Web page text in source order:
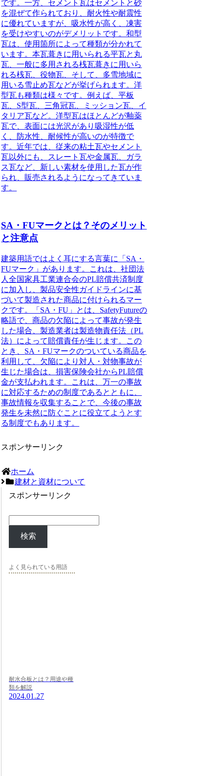
です。一方、セメント瓦はセメントと砂
を混ぜて作られており、耐火性や耐震性
に優れていますが、吸水性が高く、凍害
を受けやすいのがデメリットです。和型
瓦は、使用箇所によって種類が分かれて
います。本瓦葺きに用いられる平瓦と丸
瓦、一般に多用される桟瓦葺きに用いら
れる桟瓦、役物瓦、そして、多雪地域に
用いる雪止め瓦などが挙げられます。洋
型瓦も種類は様々です。例えば、平板
瓦、S型瓦、三角冠瓦、ミッション瓦、イ
タリア瓦など。洋型瓦はほとんどが釉薬
瓦で、表面には光沢があり吸湿性が低
く、防水性、耐候性が高いのが特徴で
す。近年では、従来の粘土瓦やセメント
瓦以外にも、スレート瓦や金属瓦、ガラ
ス瓦など、新しい素材を使用した瓦が作
られ、販売されるようになってきていま
す。
SA・FUマークとは？そのメリット
と注意点
建築用語ではよく耳にする言葉に「 SA・
FUマーク 」があります。これは、社団法
人全国家具工業連合会のPL賠償共済制度
に加入し、製品安全性ガイドラインに基
づいて製造された商品に付けられるマー
クです。「 SA・FU 」とは、 SafetyFutureの
略語で、商品の欠陥によって事故が発生
した場合、製造業者は製造物責任法（PL
法）によって賠償責任が生じます。この
とき、 SA・FUマークのついている商品を
利用して、欠陥により対人・対物事故が
生じた場合は、損害保険会社からPL賠償
金が支払われます。これは、万一の事故
に対応するための制度であるとともに、
事故情報を収集することで、今後の事故
発生を未然に防ぐことに役立てようとす
る制度でもあります。
スポンサーリンク
ホーム
建材と資材について
スポンサーリンク
検索
よく見られている用語
耐水合板とは？用途や種
類を解説
2024.01.27